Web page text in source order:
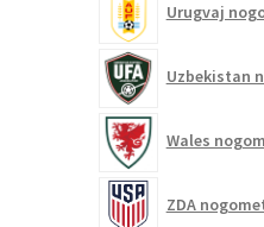
Urugvaj
Uzbekistan
Wales
ZDA